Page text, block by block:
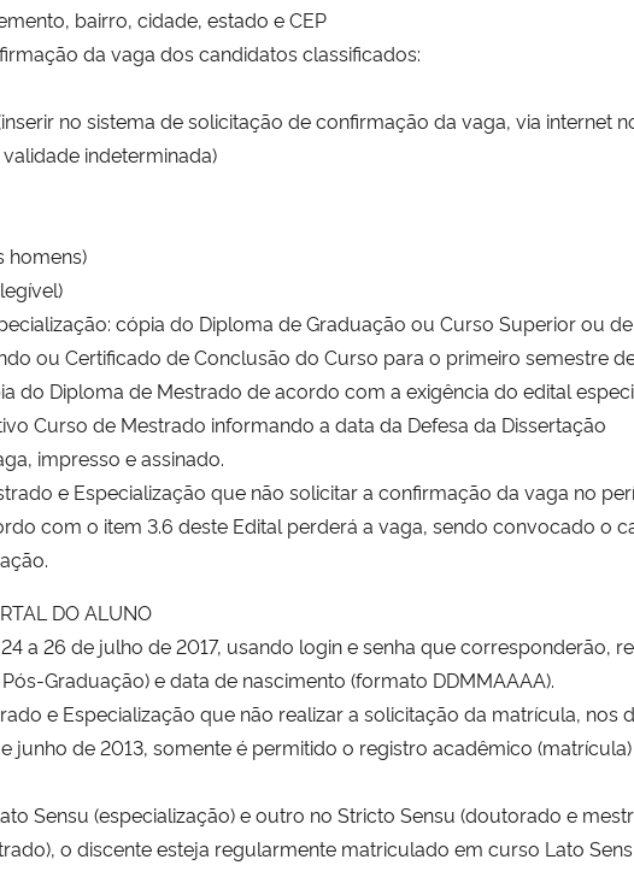
bairro, cidade, estado e CEP
da vaga dos candidatos classificados:
no sistema de solicitação de confirmação da vaga, via internet
indeterminada)
homens)
cópia do Diploma de Graduação ou Curso Superior ou
ou Certificado de Conclusão do Curso para o primeiro semestre
do Diploma de Mestrado de acordo com a exigência do edital
Curso de Mestrado informando a data da Defesa da Dissertação
impresso e assinado.
e Especialização que não solicitar a confirmação da vaga no
com o item 3.6 deste Edital perderá a vaga, sendo convocado o
DO ALUNO
a 26 de julho de 2017, usando login e senha que corresponderão,
Graduação) e data de nascimento (formato DDMMAAAA).
e Especialização que não realizar a solicitação da matrícula, nos
junho de 2013, somente é permitido o registro acadêmico
Sensu (especialização) e outro no Stricto Sensu (doutorado e
o discente esteja regularmente matriculado em curso Lato